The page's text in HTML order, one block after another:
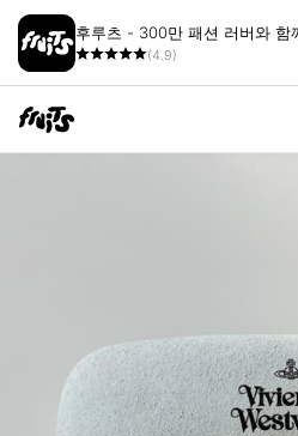
후루츠 - 300만 패션 러버와 함
(4.9)